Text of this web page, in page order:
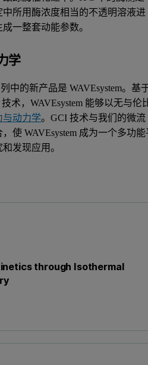
所用酶浓度相当的不透明溶液进
一整套动能参数。
学
中的新产品是 WAVEsystem。基
技术，WAVEsystem 能够以无与伦
与动力学。GCI 技术与我们的微流
，使 WAVEsystem 成为一个多功能
发现应用。
through Isothermal